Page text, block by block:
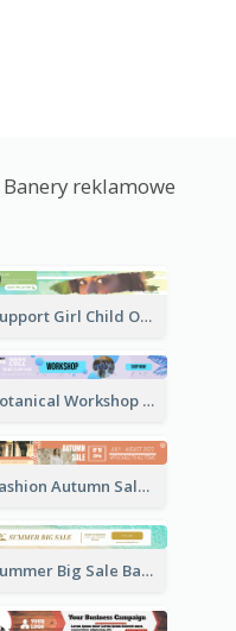
reklamowe
Support Girl Child Online Campaign Banner Ad
Botanical Workshop Promote Banner Ad
Fashion Autumn Sale Banner Ad
Summer Big Sale Banner Ad